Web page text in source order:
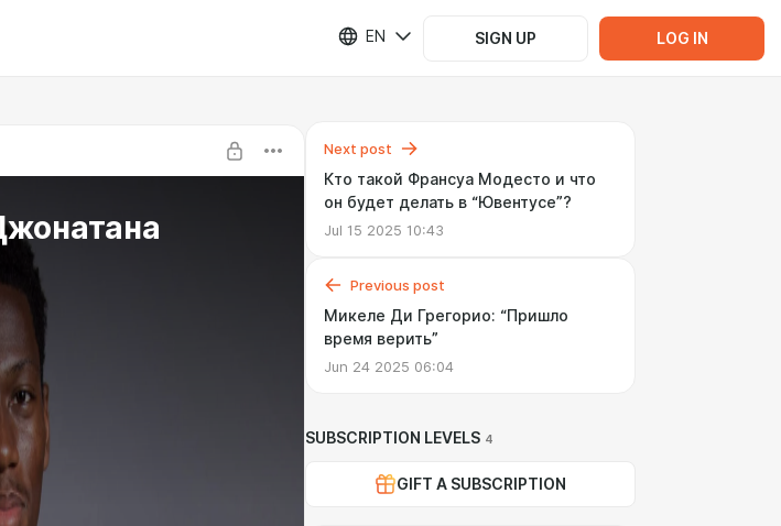
EN SIGN UP LOG IN
Next post
Кто такой Франсуа Модесто и что
он будет делать в “Ювентусе”?
Jul 15 2025 10:43
Previous post
Микеле Ди Грегорио: “Пришло
время верить”
Jun 24 2025 06:04
SUBSCRIPTION LEVELS 4
GIFT A SUBSCRIPTION